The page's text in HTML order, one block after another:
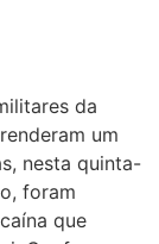
da
um
nesta quinta-
foram
que